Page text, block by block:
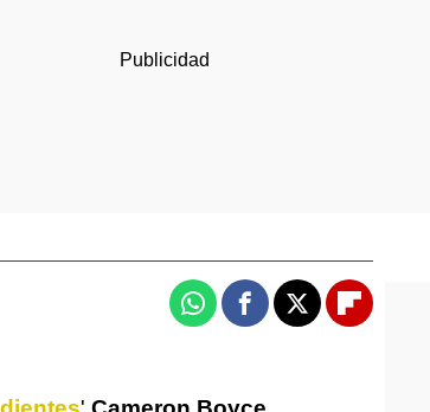
WhatsappFacebook
X